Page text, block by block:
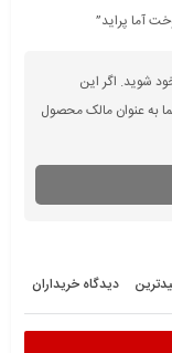
آما پراید”
شوید. اگر این
به عنوان مالک محصول
دیدگاه خریداران